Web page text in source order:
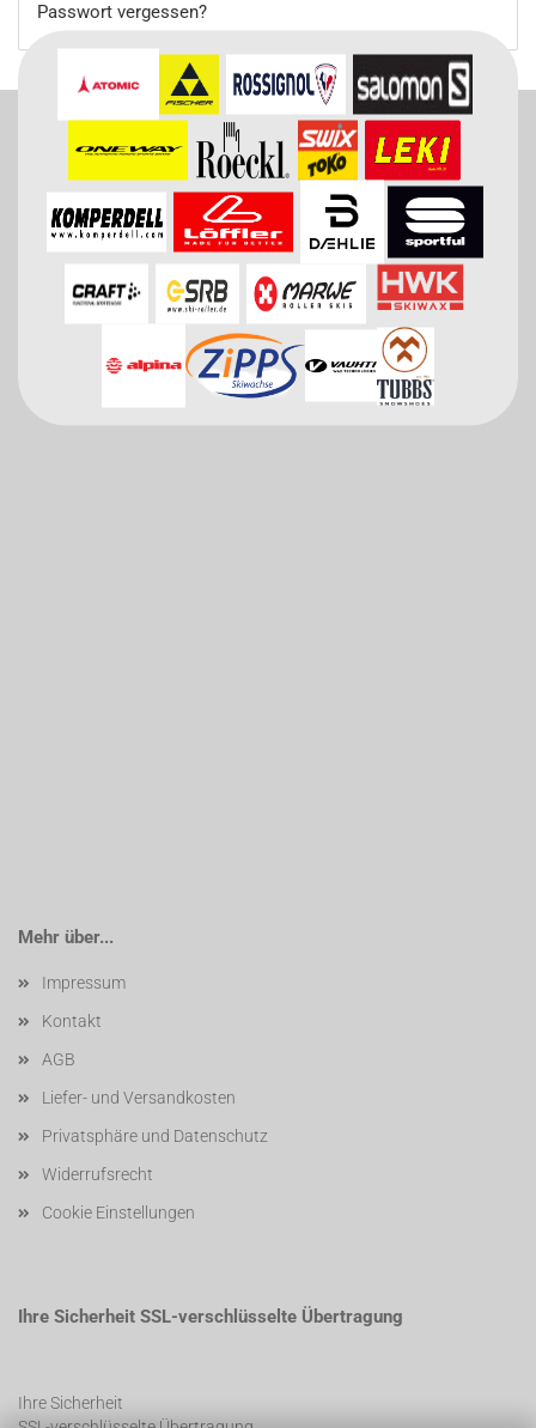
Passwort vergessen?
Mehr über...
Impressum
Kontakt
AGB
Liefer- und Versandkosten
Privatsphäre und Datenschutz
Widerrufsrecht
Cookie Einstellungen
Ihre Sicherheit SSL-verschlüsselte Übertragung
Ihre Sicherheit